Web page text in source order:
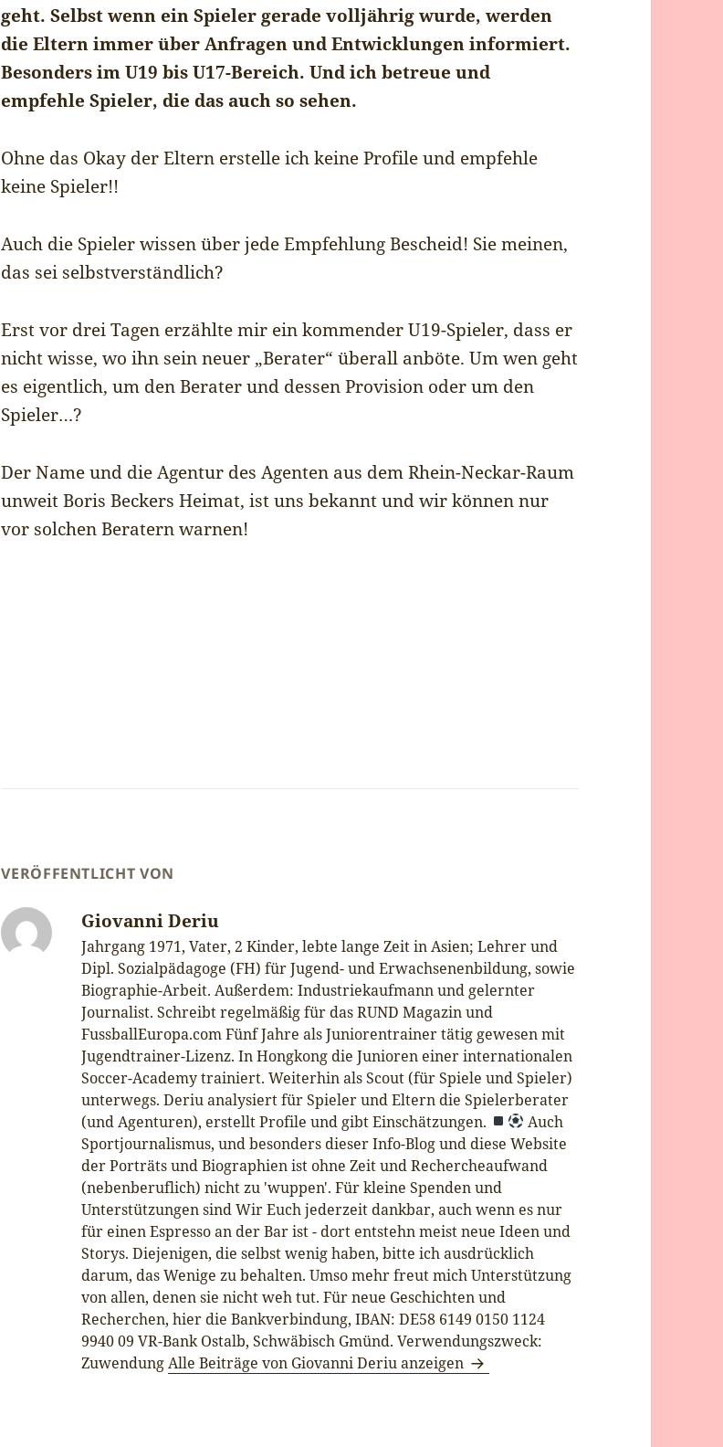
geht. Selbst wenn ein Spieler gerade volljährig wurde, werden
die Eltern immer über Anfragen und Entwicklungen informiert.
Besonders im U19 bis U17-Bereich. Und ich betreue und
empfehle Spieler, die das auch so sehen.
Ohne das Okay der Eltern erstelle ich keine Profile und empfehle
keine Spieler!!
Auch die Spieler wissen über jede Empfehlung Bescheid! Sie meinen,
das sei selbstverständlich?
Erst vor drei Tagen erzählte mir ein kommender U19-Spieler, dass er
nicht wisse, wo ihn sein neuer „Berater“ überall anböte. Um wen geht
es eigentlich, um den Berater und dessen Provision oder um den
Spieler…?
Der Name und die Agentur des Agenten aus dem Rhein-Neckar-Raum
unweit Boris Beckers Heimat, ist uns bekannt und wir können nur
vor solchen Beratern warnen!
VERÖFFENTLICHT VON
Giovanni Deriu
Jahrgang 1971, Vater, 2 Kinder, lebte lange Zeit in Asien; Lehrer und
Dipl. Sozialpädagoge (FH) für Jugend- und Erwachsenenbildung, sowie
Biographie-Arbeit. Außerdem: Industriekaufmann und gelernter
Journalist. Schreibt regelmäßig für das RUND Magazin und
FussballEuropa.com Fünf Jahre als Juniorentrainer tätig gewesen mit
Jugendtrainer-Lizenz. In Hongkong die Junioren einer internationalen
Soccer-Academy trainiert. Weiterhin als Scout (für Spiele und Spieler)
unterwegs. Deriu analysiert für Spieler und Eltern die Spielerberater
(und Agenturen), erstellt Profile und gibt Einschätzungen.
Auch
Sportjournalismus, und besonders dieser Info-Blog und diese Website
der Porträts und Biographien ist ohne Zeit und Rechercheaufwand
(nebenberuflich) nicht zu 'wuppen'. Für kleine Spenden und
Unterstützungen sind Wir Euch jederzeit dankbar, auch wenn es nur
für einen Espresso an der Bar ist - dort entstehn meist neue Ideen und
Storys. Diejenigen, die selbst wenig haben, bitte ich ausdrücklich
darum, das Wenige zu behalten. Umso mehr freut mich Unterstützung
von allen, denen sie nicht weh tut. Für neue Geschichten und
Recherchen, hier die Bankverbindung, IBAN: DE58 6149 0150 1124
9940 09 VR-Bank Ostalb, Schwäbisch Gmünd. Verwendungszweck:
ZuwendungAlle Beiträge von Giovanni Deriu anzeigen